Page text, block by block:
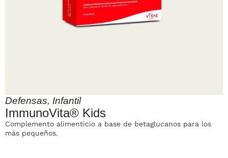
Defensas, Infantil
ImmunoVita® Kids
Complemento alimenticio a base de betaglucanos para los
más pequeños.